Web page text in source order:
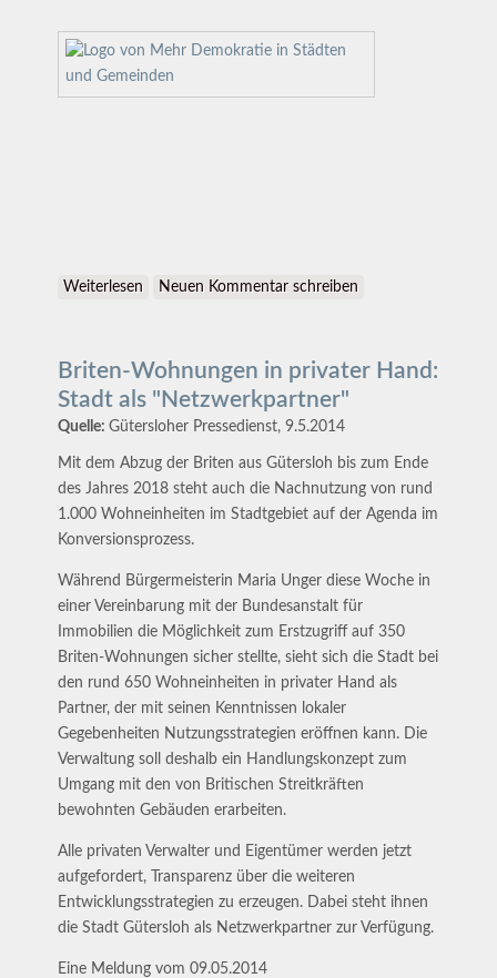
Weiterlesen über Mehr Demokratie in Städten und Gemeinden
Neuen Kommentar schreiben
Briten-Wohnungen in privater Hand:
Stadt als "Netzwerkpartner"
Quelle:Gütersloher Pressedienst, 9.5.2014
Mit dem Abzug der Briten aus Gütersloh bis zum Ende
des Jahres 2018 steht auch die Nachnutzung von rund
1.000 Wohneinheiten im Stadtgebiet auf der Agenda im
Konversionsprozess.
Während Bürgermeisterin Maria Unger diese Woche in
einer Vereinbarung mit der Bundesanstalt für
Immobilien die Möglichkeit zum Erstzugriff auf 350
Briten-Wohnungen sicher stellte, sieht sich die Stadt bei
den rund 650 Wohneinheiten in privater Hand als
Partner, der mit seinen Kenntnissen lokaler
Gegebenheiten Nutzungsstrategien eröffnen kann. Die
Verwaltung soll deshalb ein Handlungskonzept zum
Umgang mit den von Britischen Streitkräften
bewohnten Gebäuden erarbeiten.
Alle privaten Verwalter und Eigentümer werden jetzt
aufgefordert, Transparenz über die weiteren
Entwicklungsstrategien zu erzeugen. Dabei steht ihnen
die Stadt Gütersloh als Netzwerkpartner zur Verfügung.
Eine Meldung vom 09.05.2014